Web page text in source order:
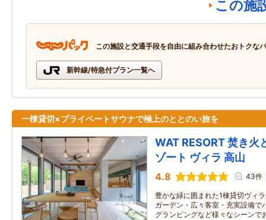
この施
この施設と交通手段を自由に組み合わせたおトクな
新幹線/特急付プラン一覧へ
一棟貸切×プライベートサウナで極上のととのい旅を
WAT RESORT 焚き火
ゾート ヴィラ 高山
4.8 43件
豊かな緑に囲まれた1棟貸切ヴィ
ガーデン・広々客室・充実設備で
グランピングなど様々なシーンで